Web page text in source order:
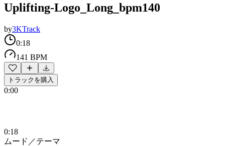
Uplifting-Logo_Long_bpm140
by3KTrack
0:18
141 BPM
トラックを購入
0:00
0:18
ムード／テーマ